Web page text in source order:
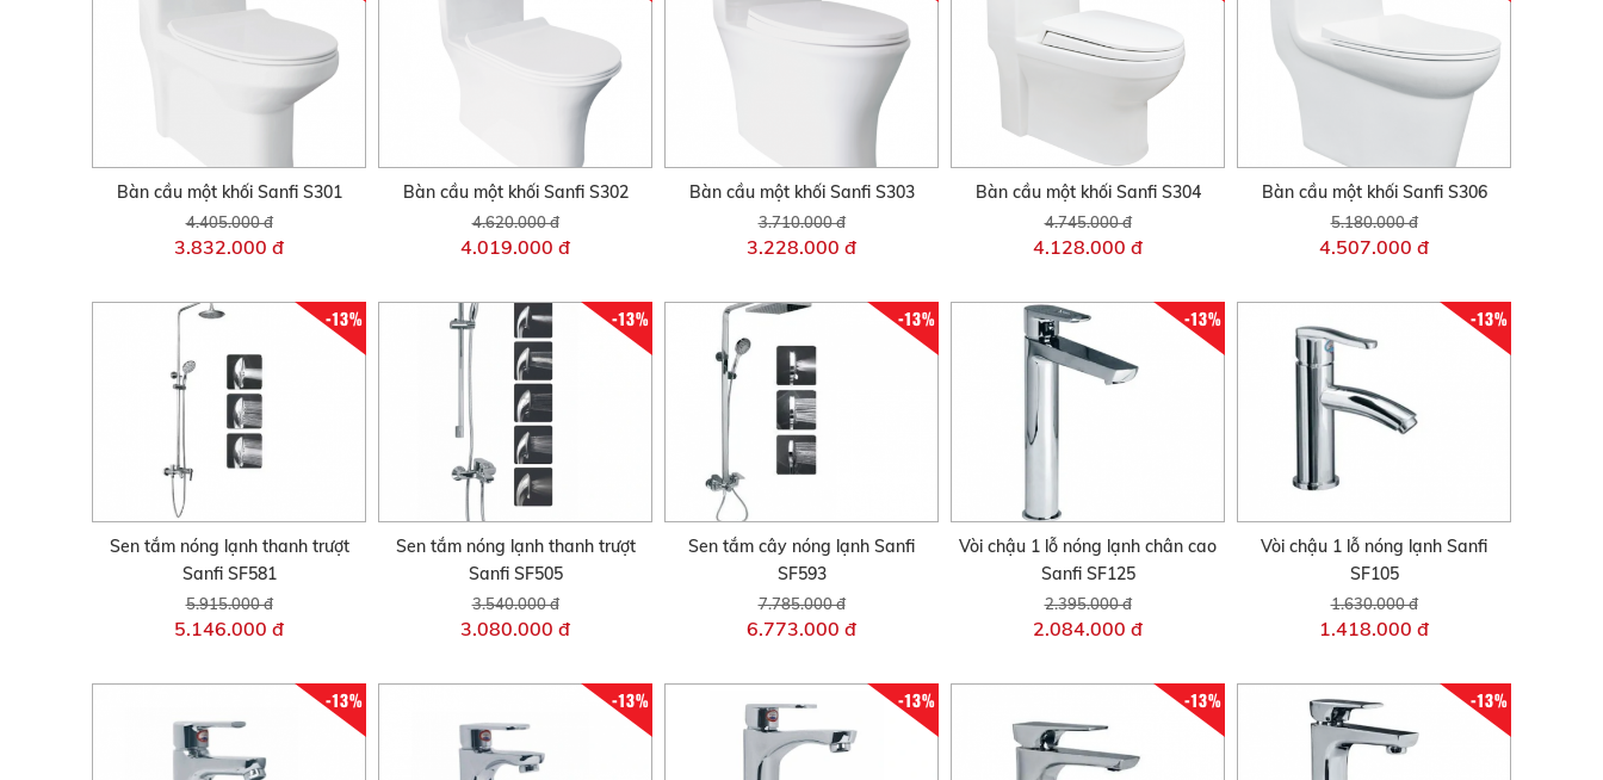
Bàn cầu một khối Sanfi S301
4.405.000 đ
3.832.000 đ
Bàn cầu một khối Sanfi S302
4.620.000 đ
4.019.000 đ
Bàn cầu một khối Sanfi S303
3.710.000 đ
3.228.000 đ
Bàn cầu một khối Sanfi S304
4.745.000 đ
4.128.000 đ
Bàn cầu một khối Sanfi S306
5.180.000 đ
4.507.000 đ
-13%
Sen tắm nóng lạnh thanh trượt
Sanfi SF581
5.915.000 đ
5.146.000 đ
-13%
Sen tắm nóng lạnh thanh trượt
Sanfi SF505
3.540.000 đ
3.080.000 đ
-13%
Sen tắm cây nóng lạnh Sanfi
SF593
7.785.000 đ
6.773.000 đ
-13%
Vòi chậu 1 lỗ nóng lạnh chân cao
Sanfi SF125
2.395.000 đ
2.084.000 đ
-13%
Vòi chậu 1 lỗ nóng lạnh Sanfi
SF105
1.630.000 đ
1.418.000 đ
-13% -13% -13% -13% -13%